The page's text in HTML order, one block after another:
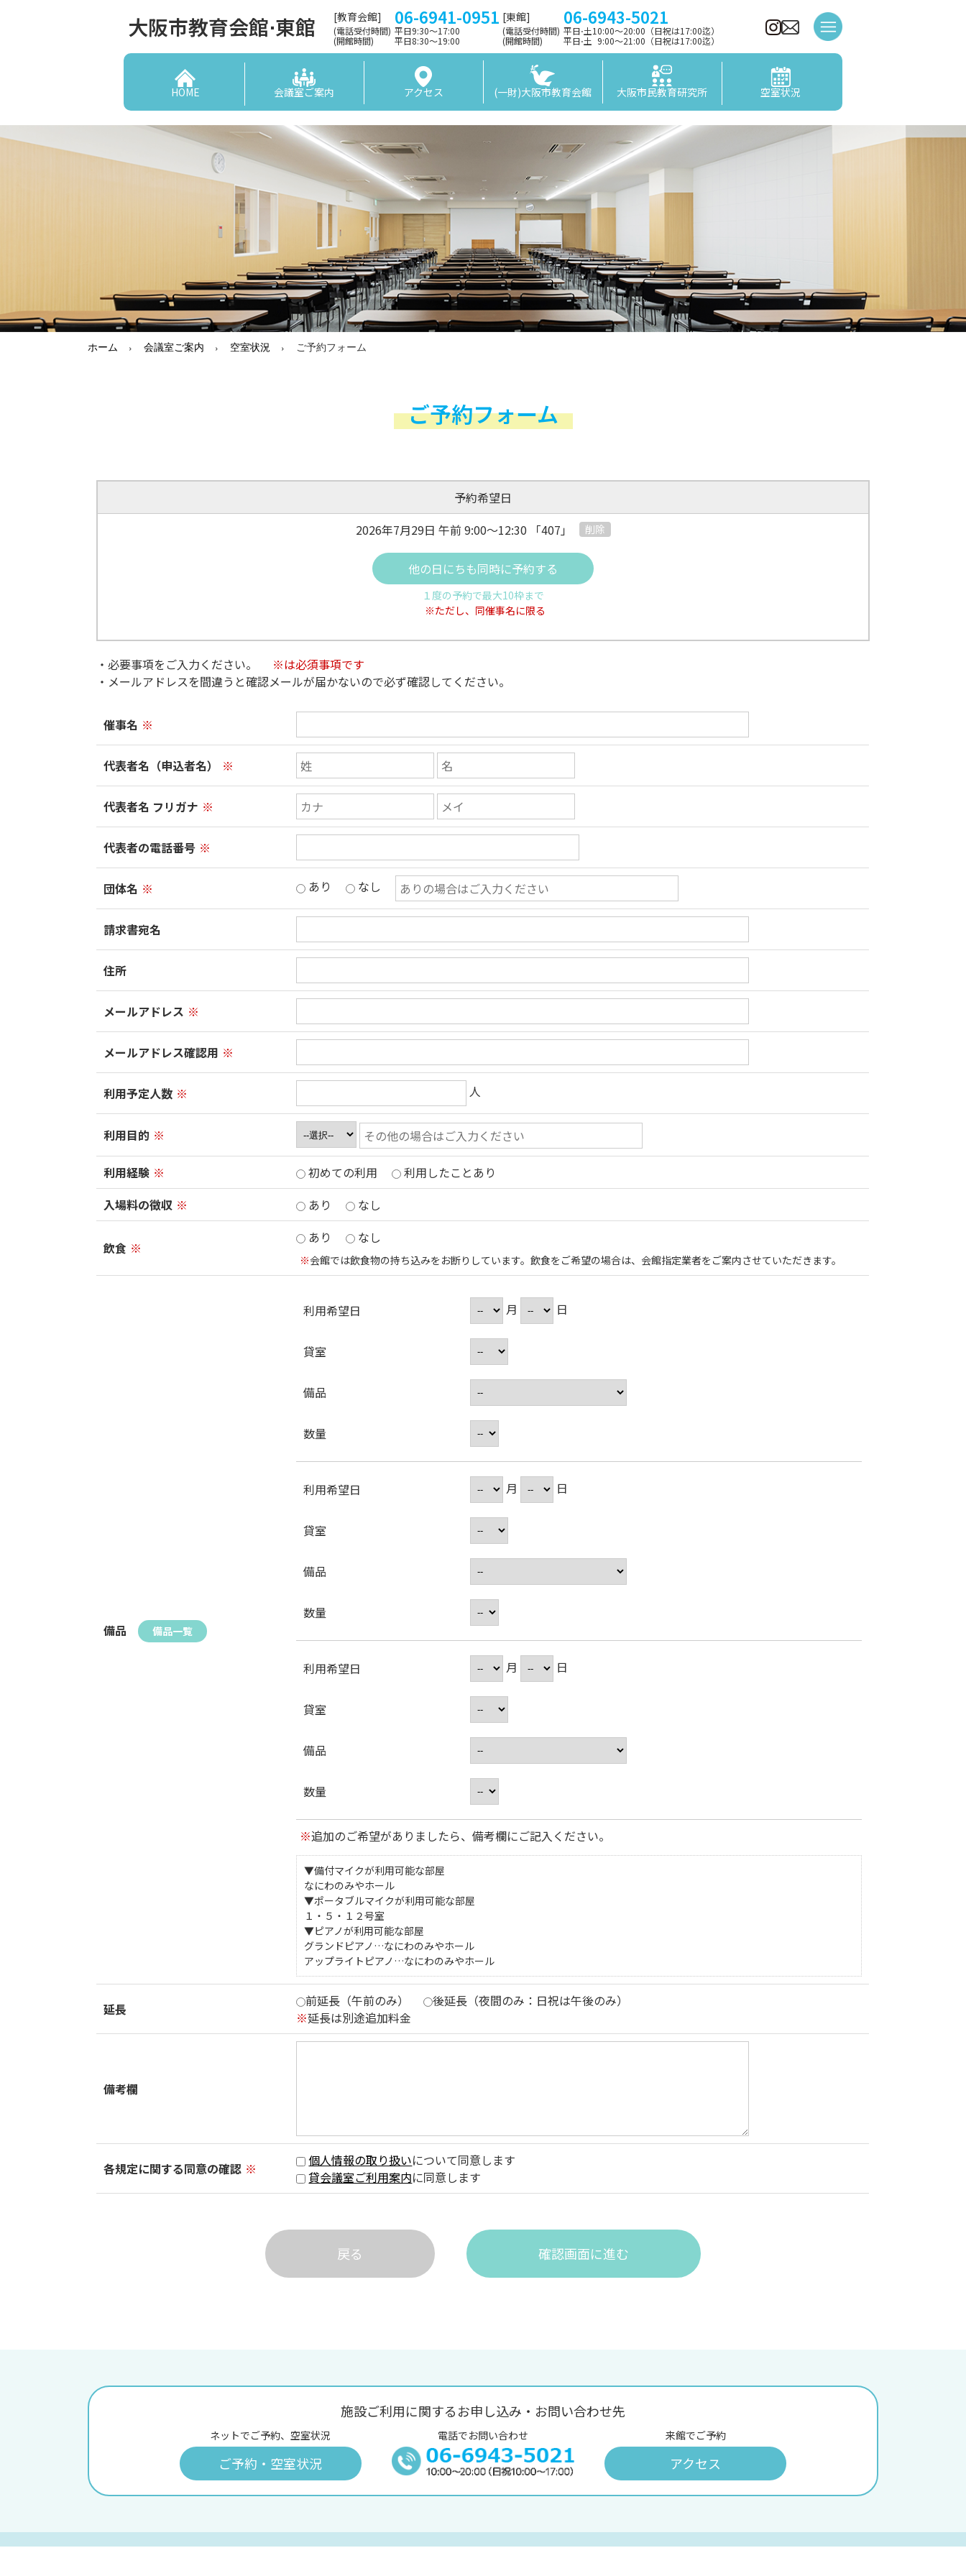
大阪市教育会館⋅東館 [教育会館] 06-6941-0951
(電話受付時間) 平日9:30〜17:00
(開館時間)
平日8:30〜19:00
[東館] 06-6943-5021
(電話受付時間) 平日⋅土10:00～20:00（日祝は17:00迄）
(開館時間)
平日⋅土 9:00〜21:00（日祝は17:00迄）
HOME 会議室ご案内 アクセス (一財)大阪市教育会館 大阪市民教育研究所 空室状況
ホーム 会議室ご案内 空室状況 ご予約フォーム
ご予約フォーム
予約希望日
2026年7月29日 午前9:00～12:30 「407」 削除
他の日にちも同時に予約する
１度の予約で最大10枠まで
※ただし、同催事名に限る
・必要事項をご入力ください。
※は必須事項です
・メールアドレスを間違うと確認メールが届かないので必ず確認してください。
催事名 ※
代表者名（申込者名） ※
代表者名 フリガナ ※
代表者の電話番号 ※
団体名 ※ あり なし
請求書宛名
住所
メールアドレス ※
メールアドレス確認用 ※
利用予定人数 ※ 人
利用目的 ※
利用経験 ※ 初めての利用
利用したことあり
入場料の徴収 ※ あり なし
飲食 ※
あり なし
※会館では飲食物の持ち込みをお断りしています。飲食をご希望の場合は、会館指定業者をご案内させていただきます。
備品 備品一覧
利用希望日 月 日
貸室
備品
数量
利用希望日 月 日
貸室
備品
数量
利用希望日 月 日
貸室
備品
数量
※追加のご希望がありましたら、備考欄にご記入ください。
▼備付マイクが利用可能な部屋
なにわのみやホール
▼ポータブルマイクが利用可能な部屋
１・５・１２号室
▼ピアノが利用可能な部屋
グランドピアノ…なにわのみやホール
アップライトピアノ…なにわのみやホール
延長 前延長（午前のみ）
後延長（夜間のみ：日祝は午後のみ）
※延長は別途追加料金
備考欄
各規定に関する同意の確認 ※ 個人情報の取り扱いについて同意します
貸会議室ご利用案内に同意します
戻る 確認画面に進む
施設ご利用に関するお申し込み・お問い合わせ先
ネットでご予約、空室状況
ご予約・空室状況
電話でお問い合わせ 来館でご予約
アクセス